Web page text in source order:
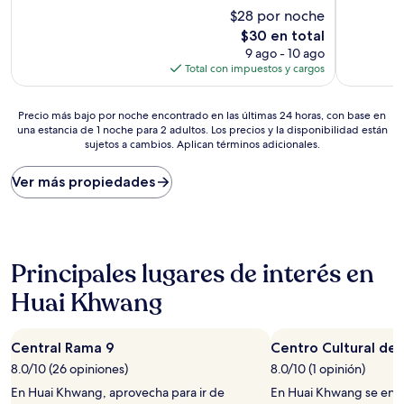
$28 por noche
El
precio
actual
es
$30
$30 en total
9 ago - 10 ago
Total con impuestos y cargos
Precio
más
por
noche
encontrado
24
horas,
con
base
una
de
1
Precio más bajo por noche encontrado en las últimas 24 horas, con base en
una estancia de 1 noche para 2 adultos. Los precios y la disponibilidad están
sujetos a cambios. Aplican términos adicionales.
Ver más propiedades
Principales lugares de interés en
Huai Khwang
Central Rama 9
8.0/10 (26 opiniones)
En Huai Khwang, aprovecha para ir de
Centro Cultural de
8.0/10 (1 opinión)
En Huai Khwang se